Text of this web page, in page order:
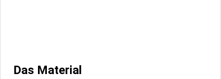
Das Material